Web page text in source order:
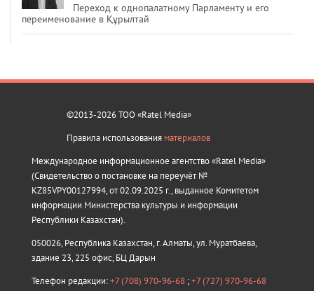
Переход к однопалатному Парламенту и его
переименование в Құрылтай
©2013-2026 ТОО «Ratel Media»
Правила использования материалов
Международное информационное агентство «Ratel Media»
(Свидетельство о постановке на переучёт №
KZ85VPY00127994, от 02.09.2025 г., выданное Комитетом
информации Министерства культуры и информации
Республики Казахстан).
050026, Республика Казахстан, г. Алматы, ул. Муратбаева,
здание 23, 225 офис, БЦ Дарын
Телефон редакции:+7 (708) 970-96-68 ;+7 (727) 970-96-68